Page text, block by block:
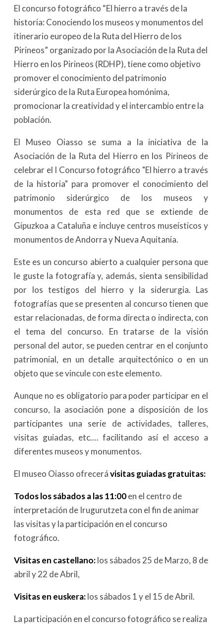
El concurso fotográfico “El hierro a través de la
historia: Conociendo los museos y monumentos del
itinerario europeo de la Ruta del Hierro de los
Pirineos” organizado por la Asociación de la Ruta del
Hierro en los Pirineos (RDHP), tiene como objetivo
promover el conocimiento del patrimonio
siderúrgico de la Ruta Europea homónima,
promocionar la creatividad y el intercambio entre la
población.
El Museo Oiasso se suma a la iniciativa de la
Asociación de la Ruta del Hierro en los Pirineos de
celebrar el I Concurso fotográfico "El hierro a través
de la historia" para promover el conocimiento del
patrimonio siderúrgico de los museos y
monumentos de esta red que se extiende de
Gipuzkoa a Cataluña e incluye centros museísticos y
monumentos de Andorra y Nueva Aquitania.
Este es un concurso abierto a cualquier persona que
le guste la fotografía y, además, sienta sensibilidad
por los testigos del hierro y la siderurgia. Las
fotografías que se presenten al concurso tienen que
estar relacionadas, de forma directa o indirecta, con
el tema del concurso. En tratarse de la visión
personal del autor, se pueden centrar en el conjunto
patrimonial, en un detalle arquitectónico o en un
objeto que se vincule con este elemento.
Aunque no es obligatorio para poder participar en el
concurso, la asociación pone a disposición de los
participantes una serie de actividades, talleres,
visitas guiadas, etc.… facilitando así el acceso a
diferentes museos y monumentos.
El museo Oiasso ofrecerávisitas guiadas gratuitas:
Todos los sábados a las 11:00en el centro de
interpretación de Irugurutzeta con el fin de animar
las visitas y la participación en el concurso
fotográfico.
Visitas en castellano:los sábados 25 de Marzo, 8 de
abril y 22 de Abril,
Visitas en euskera:los sábados 1 y el 15 de Abril.
La participación en el concurso fotográfico se realiza